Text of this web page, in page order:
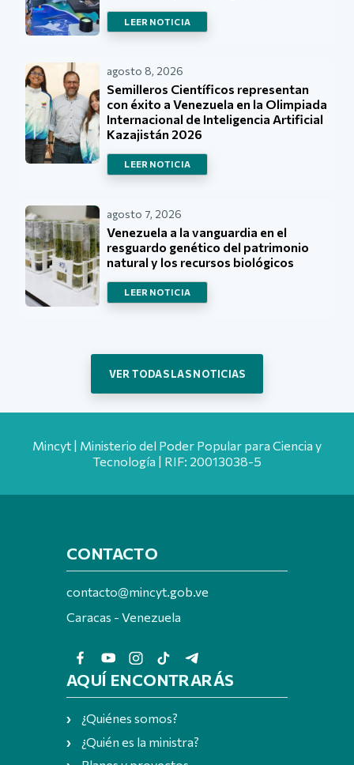
LEER NOTICIA
agosto 8, 2026
Semilleros Científicos representan
con éxito a Venezuela en la Olimpiada
Internacional de Inteligencia Artificial
Kazajistán 2026
LEER NOTICIA
agosto 7, 2026
Venezuela a la vanguardia en el
resguardo genético del patrimonio
natural y los recursos biológicos
LEER NOTICIA
VER TODAS LAS NOTICIAS
Mincyt | Ministerio del Poder Popular para Ciencia y
Tecnología | RIF: 20013038-5
CONTACTO
contacto@mincyt.gob.ve
Caracas - Venezuela
AQUÍ ENCONTRARÁS
¿Quiénes somos?
¿Quién es la ministra?